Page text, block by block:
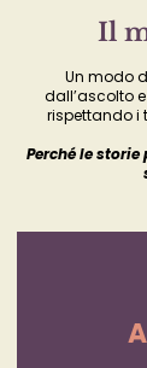
Il
Un modo
dall’ascolto
rispettando i
Perché le